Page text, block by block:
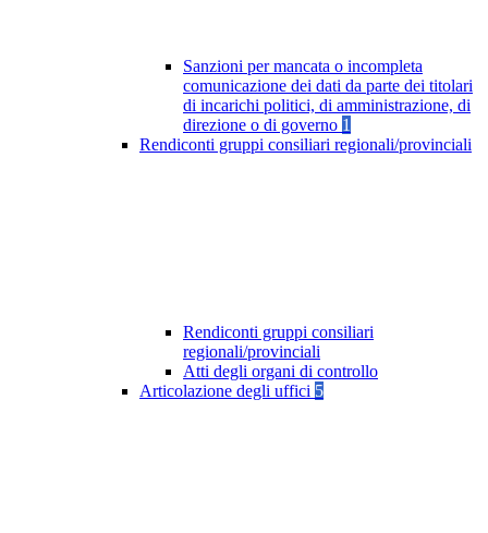
Sanzioni per mancata o incompleta
comunicazione dei dati da parte dei titolari
di incarichi politici, di amministrazione, di
direzione o di governo 1
Rendiconti gruppi consiliari regionali/provinciali
Rendiconti gruppi consiliari
regionali/provinciali
Atti degli organi di controllo
Articolazione degli uffici 5